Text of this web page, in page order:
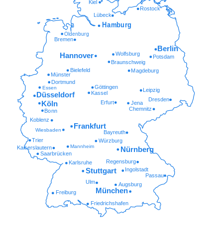
Friedrichshafen
Freiburg
Augsburg
Ulm
Passau
Ingolstadt
Regensburg
Karlsruhe
Saarbrücken
Kaiserslautern Mannheim
Würzburg
Trier
Wiesbaden Bayreuth
Koblenz
Chemnitz
Bonn
Erfurt Jena
Dresden
Kassel
Göttingen
Essen
Dortmund
Münster
Magdeburg
Bielefeld
Braunschweig
Potsdam
Wolfsburg
Oldenburg
Lübeck
Rostock
Kiel
München
Stuttgart
Nürnberg
Frankfurt
Köln
Düsseldorf
Leipzig
Hannover
Berlin
Bremen
Hamburg